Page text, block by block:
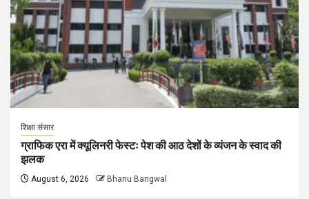
शिक्षा संसार
ग्राफिक एरा में क्यूलिनरी फेस्टः पेश की आठ देशों के व्यंजन के स्वाद की
झलक
August 6, 2026 Bhanu Bangwal